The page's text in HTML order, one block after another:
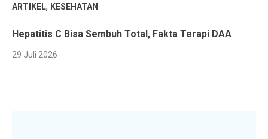
ARTIKEL, KESEHATAN
Hepatitis C Bisa Sembuh Total, Fakta Terapi DAA
29 Juli 2026